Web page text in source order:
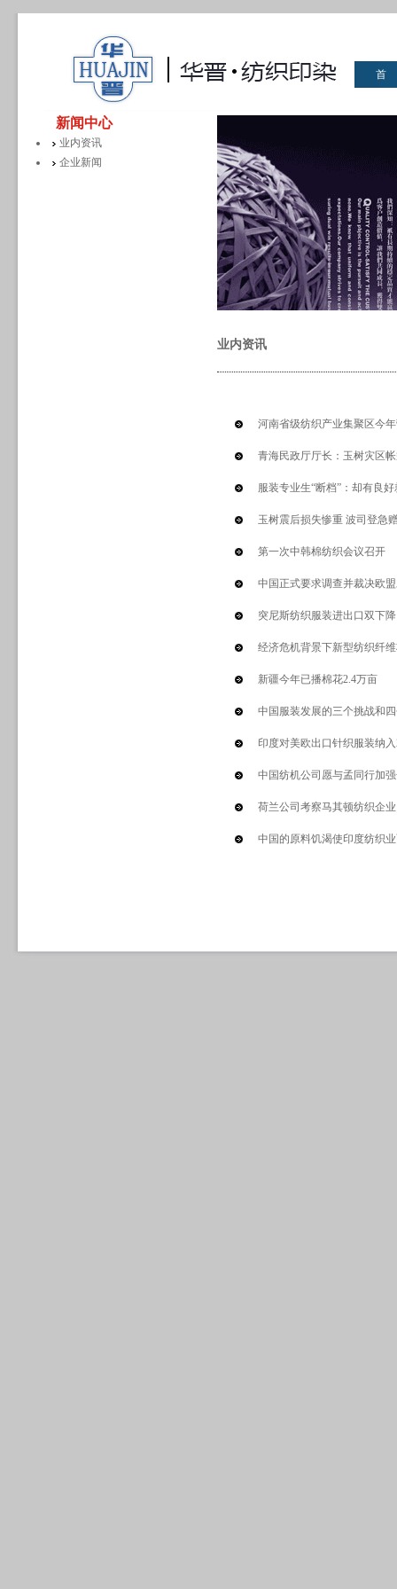
首
新闻中心
业内资讯
企业新闻
业内资讯
河南省级纺织产业集聚区今
青海民政厅厅长：玉树灾区
服装专业生“断档”：却有良
玉树震后损失惨重 波司登急
第一次中韩棉纺织会议召开
中国正式要求调查并裁决欧
突尼斯纺织服装进出口双下降
经济危机背景下新型纺织纤
新疆今年已播棉花2.4万亩
中国服装发展的三个挑战和
印度对美欧出口针织服装纳
中国纺机公司愿与孟同行加
荷兰公司考察马其顿纺织企业
中国的原料饥渴使印度纺织